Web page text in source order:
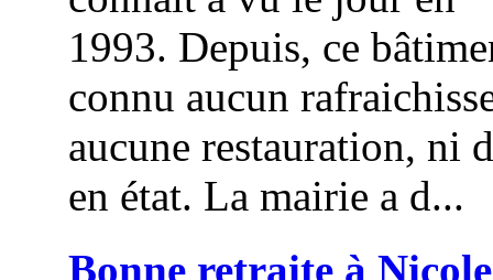
1993. Depuis, ce
connu aucun
aucune restauration, ni
en état. La mairie a d...
Bonne retraite à Nicole